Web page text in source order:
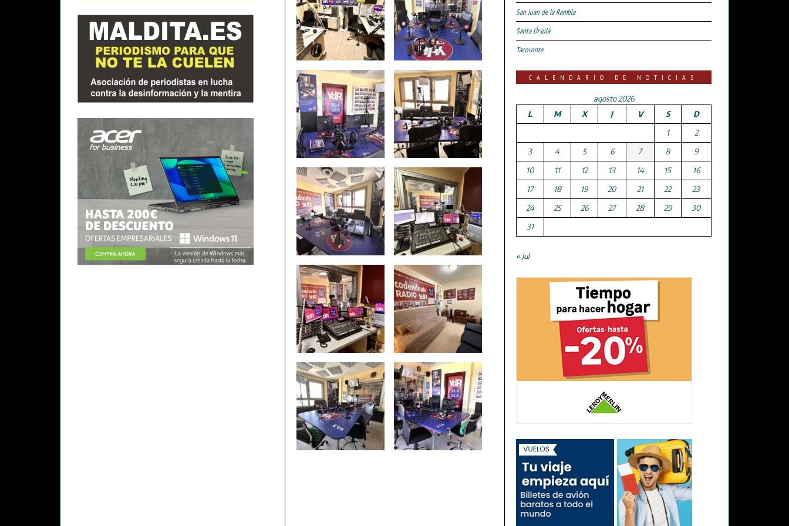
San Juan de la Rambla
Santa Úrsula
Tacoronte
CALENDARIO DE NOTICIAS
agosto 2026
L
M X J V S
D
1
2
3
4 5 6 7 8
9
10
11 12 13 14 15
16
17
18 19 20 21 22
23
24
25 26 27 28 29
30
31
« Jul